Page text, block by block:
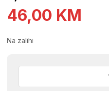
46,00 KM
Na zalihi